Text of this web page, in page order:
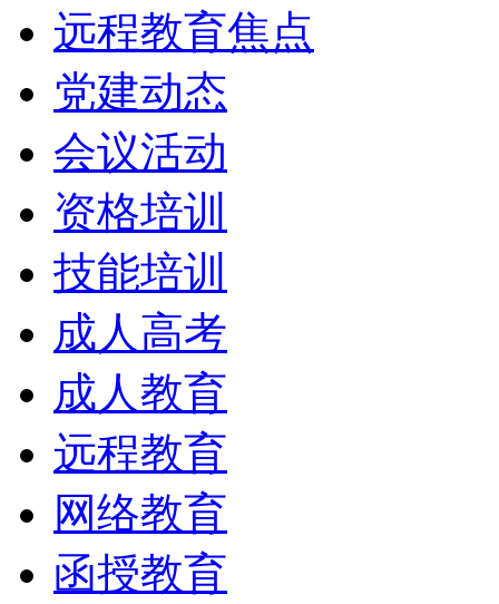
远程教育焦点
党建动态
会议活动
资格培训
技能培训
成人高考
成人教育
远程教育
网络教育
函授教育